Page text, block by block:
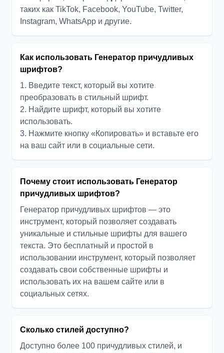
таких как TikTok, Facebook, YouTube, Twitter,
Instagram, WhatsApp и другие.
Как использовать Генератор причудливых
шрифтов?
1. Введите текст, который вы хотите
преобразовать в стильный шрифт.
2. Найдите шрифт, который вы хотите
использовать.
3. Нажмите кнопку «Копировать» и вставьте его
на ваш сайт или в социальные сети.
Почему стоит использовать Генератор
причудливых шрифтов?
Генератор причудливых шрифтов — это
инструмент, который позволяет создавать
уникальные и стильные шрифты для вашего
текста. Это бесплатный и простой в
использовании инструмент, который позволяет
создавать свои собственные шрифты и
использовать их на вашем сайте или в
социальных сетях.
Сколько стилей доступно?
Доступно более 100 причудливых стилей, и